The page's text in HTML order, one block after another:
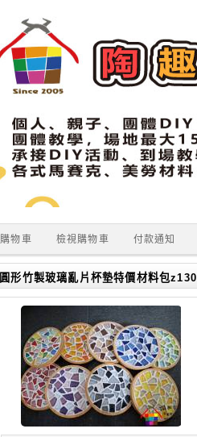
購物車 檢視購物車 付款通知
圓形竹製玻璃亂片杯墊特價材料包z130